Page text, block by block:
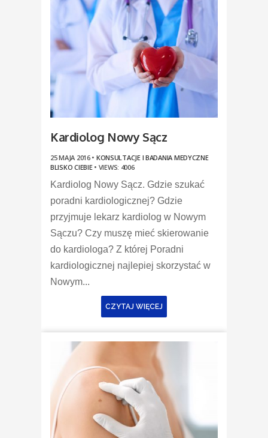
Kardiolog Nowy Sącz
25 MAJA 2016 • KONSULTACJE I BADANIA MEDYCZNE
BLISKO CIEBIE• VIEWS: 4006
Kardiolog Nowy Sącz. Gdzie szukać
poradni kardiologicznej? Gdzie
przyjmuje lekarz kardiolog w Nowym
Sączu? Czy muszę mieć skierowanie
do kardiologa? Z której Poradni
kardiologicznej najlepiej skorzystać w
Nowym...
CZYTAJ WIĘCEJ